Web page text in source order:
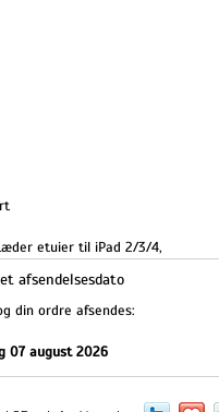
etuier til iPad 2/3/4,
afsendelsesdato
din ordre afsendes:
07 august 2026